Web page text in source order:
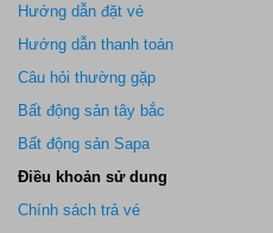
Hướng dẫn đặt vé
Hướng dẫn thanh toán
Câu hỏi thường gặp
Bất động sản tây bắc
Bất động sản Sapa
Điều khoản sử dung
Chính sách trả vé